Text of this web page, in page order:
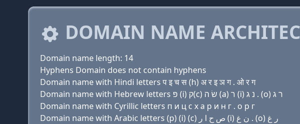
DOMAIN NAME
Domain name length: 14
Hyphens Domain does not contain hyphens
Domain name with Hindi letters प इ च स (h) अ र इ ञ ग . ओ र ग
Domain name with Hebrew letters פּ (i) ק(c) שׂ ה (a) ר (i) נ ג . (ο) ר ג
Domain name with Cyrillic letters п и ц с х a р и н г . о р г
Domain name with Arabic letters (p) (i) (c) ﺹ ﺡ ﺍ ﺭ (i) ﻥ ﻍ . (o) ﺭ ﻍ